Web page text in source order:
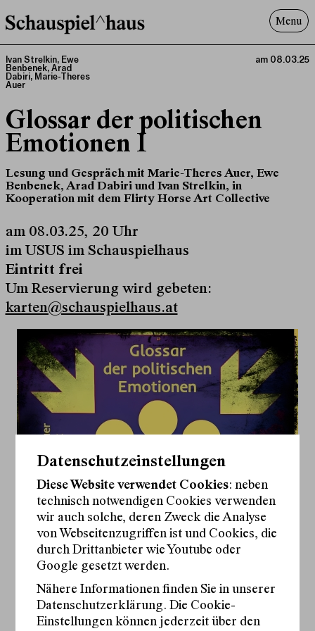
Menu
Programm
Ivan Strelkin, Ewe
Benbenek, Arad
Dabiri, Marie-Theres
Auer
am 08.03.25
Glossar der politischen
Emotionen I
Lesung und Gespräch mit Marie-Theres Auer, Ewe
Benbenek, Arad Dabiri und Ivan Strelkin, in
Kooperation mit dem Flirty Horse Art Collective
am 08.03.25, 20 Uhr
im USUS im Schauspielhaus
Eintritt frei
Um Reservierung wird gebeten:
karten@schauspielhaus.at
(c) Ivan Strelkin
Datenschutzeinstellungen
Diese Website verwendet Cookies: neben
technisch notwendigen Cookies verwenden
wir auch solche, deren Zweck die Analyse
von Webseitenzugriffen ist und Cookies, die
durch Drittanbieter wie Youtube oder
Google gesetzt werden.
Nähere Informationen finden Sie in unserer
Datenschutzerklärung. Die Cookie-
Einstellungen können jederzeit über den